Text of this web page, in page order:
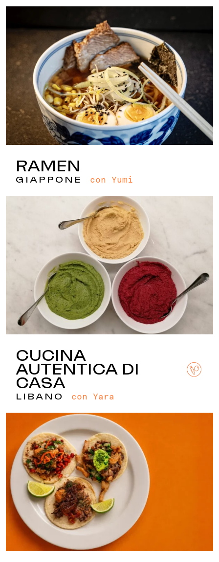
RAMEN
GIAPPONE con Yumi
CUCINA
AUTENTICA DI
CASA
LIBANO con Yara